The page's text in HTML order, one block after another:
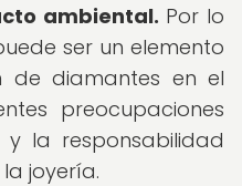
ambiental. Por lo
ser un elemento
de diamantes en el
preocupaciones
la responsabilidad
joyería.